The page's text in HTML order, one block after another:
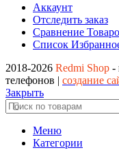
Аккаунт
Отследить заказ
Сравнение
Список
2018-2026 Redmi Shop -
телефонов | создание
Закрыть
Меню
Категории